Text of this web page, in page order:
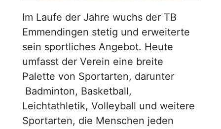
Im Laufe der Jahre wuchs der TB
Emmendingen stetig und erweiterte
sein sportliches Angebot. Heute
umfasst der Verein eine breite
Palette von Sportarten, darunter
Badminton, Basketball,
Leichtathletik, Volleyball und weitere
Sportarten, die Menschen jeden